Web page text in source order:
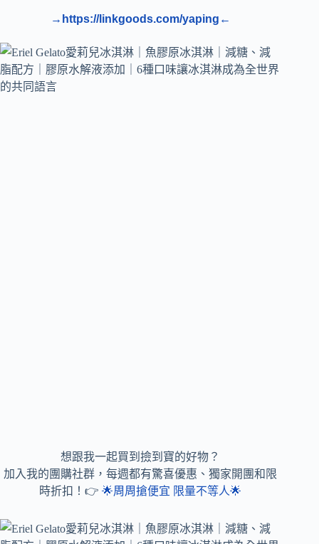
→https://linkgoods.com/yaping←
想跟我一起買到撿到寶的好物？
加入我的團購社群，每週都有驚喜優惠、獨家開團和限
時折扣！👉🌟周周搶便宜 限量不等人🌟